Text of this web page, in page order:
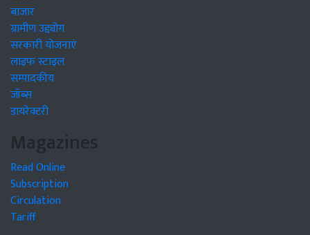
बाजार
ग्रामीण उद्द्योग
सरकारी योजनाएं
लाइफ स्टाइल
सम्पादकीय
जॉब्स
डायरेक्टरी
Magazines
Read Online
Subscription
Circulation
Tariff